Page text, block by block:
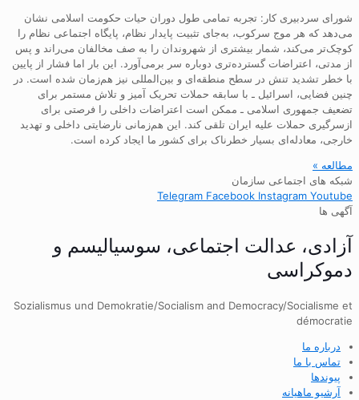
شورای سردبیری کار: تجربه تمامی طول دوران حیات حکومت اسلامی نشان
می‌دهد که هر موج سرکوب، به‌جای تثبیت پایدار نظام، پایگاه اجتماعی نظام را
کوچک‌تر می‌کند، شمار بیشتری از شهروندان را به صف مخالفان می‌راند و پس
از مدتی، اعتراضات گسترده‌تری دوباره سر برمی‌آورد. این بار اما فشار از پایین
با خطر تشدید تنش در سطح منطقه‌ای و بین‌المللی نیز هم‌زمان شده است. در
چنین فضایی، اسرائیل ـ با سابقه حملات تحریک آمیز و تلاش مستمر برای
تضعیف جمهوری اسلامی ـ ممکن است اعتراضات داخلی را فرصتی برای
ازسرگیری حملات علیه ایران تلقی کند. این هم‌زمانی نارضایتی داخلی و تهدید
خارجی، معادله‌ای بسیار خطرناک برای کشور ما ایجاد کرده است.
مطالعه »
شبکه های اجتماعی سازمان
Telegram Facebook Instagram Youtube
آگهی ها
آزادی، عدالت اجتماعی، سوسیالیسم و
دموکراسی
Sozialismus und Demokratie/Socialism and Democracy/Socialisme et
démocratie
درباره ما
تماس با ما
پیوندها
آرشیو ماهیانه